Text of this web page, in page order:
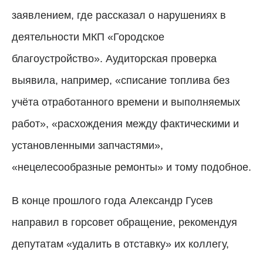
заявлением, где рассказал о нарушениях в
деятельности МКП «Городское
благоустройство». Аудиторская проверка
выявила, например, «списание топлива без
учёта отработанного времени и выполняемых
работ», «расхождения между фактическими и
установленными запчастями»,
«нецелесообразные ремонты» и тому подобное.
В конце прошлого года Александр Гусев
направил в горсовет обращение, рекомендуя
депутатам «удалить в отставку» их коллегу,